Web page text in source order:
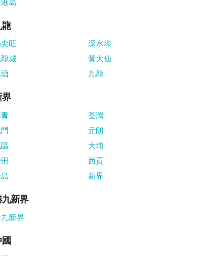
島
龍
旺
深水埗
城
黃大仙
九龍
界
荃灣
元朗
大埔
西貢
新界
九新界
新界